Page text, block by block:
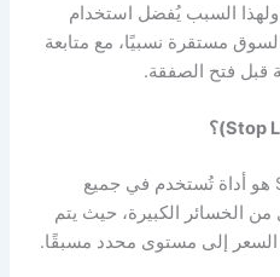
السبب يُفضل استخدام
مستقرة نسبيًا، مع متابعة
قبل فتح الصفقة.
أمر وقف الخسارة أو Stop Loss هو أداة تُستخدم في جميع
من الخسائر الكبيرة، حيث يتم
السعر إلى مستوى محدد مسبقًا.